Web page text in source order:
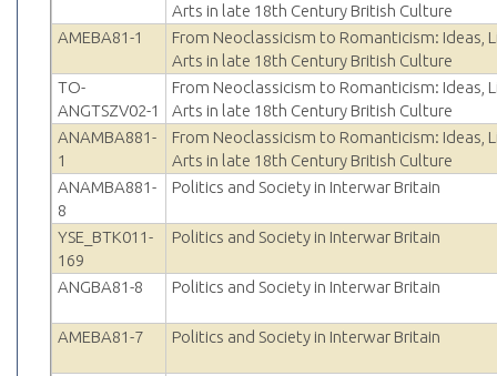
Arts in late 18th Century British Culture
AMEBA81-1
From Neoclassicism to Romanticism: Ideas,
Arts in late 18th Century British Culture
TO-
ANGTSZV02-1
From Neoclassicism to Romanticism: Ideas,
Arts in late 18th Century British Culture
ANAMBA881-
1
From Neoclassicism to Romanticism: Ideas,
Arts in late 18th Century British Culture
ANAMBA881-
8
Politics and Society in Interwar Britain
YSE_BTK011-
169
Politics and Society in Interwar Britain
ANGBA81-8 Politics and Society in Interwar Britain
AMEBA81-7 Politics and Society in Interwar Britain